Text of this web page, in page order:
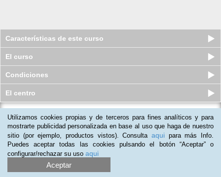
Características de este curso
El curso
Condiciones
El centro
Docencia de la Formación
Profesional para el Empleo
Plazas disponibles
$148.500ars $103.500ars
( 1)
Utilizamos cookies propias y de terceros para fines analíticos y para
mostrarte publicidad personalizada en base al uso que haga de nuestro
sitio (por ejemplo, productos vistos). Consulta aqui para más Info.
Puedes aceptar todas las cookies pulsando el botón “Aceptar” o
configurar/rechazar su uso aqui
Aceptar